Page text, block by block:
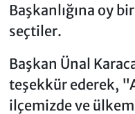
Başkanlığına oy
seçtiler.
Başkan Ünal
teşekkür ederek,
ilçemizde ve